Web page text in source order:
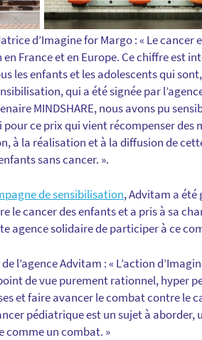
d’Imagine for Margo : « Le cancer
en France et en Europe. Ce chiffre est
les enfants et les adolescents qui
qui a été signée par
MINDSHARE, nous avons pu
ce prix qui vient récompenser des
à la réalisation et à la diffusion de
sans cancer. ».
de sensibilisation, Advitam a
le cancer des enfants et a pris à sa
agence solidaire de participer à ce
l’agence Advitam : « L’action
de vue purement rationnel, hyper
et faire avancer le combat contre le
pédiatrique est un sujet à aborder,
comme un combat. »